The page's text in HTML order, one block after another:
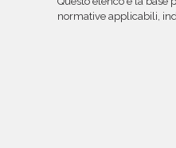
normative applicabili,